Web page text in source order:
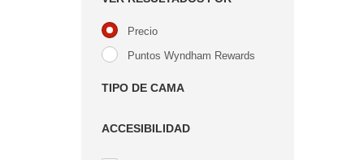
Precio
Puntos Wyndham Rewards
TIPO DE CAMA
ACCESIBILIDAD